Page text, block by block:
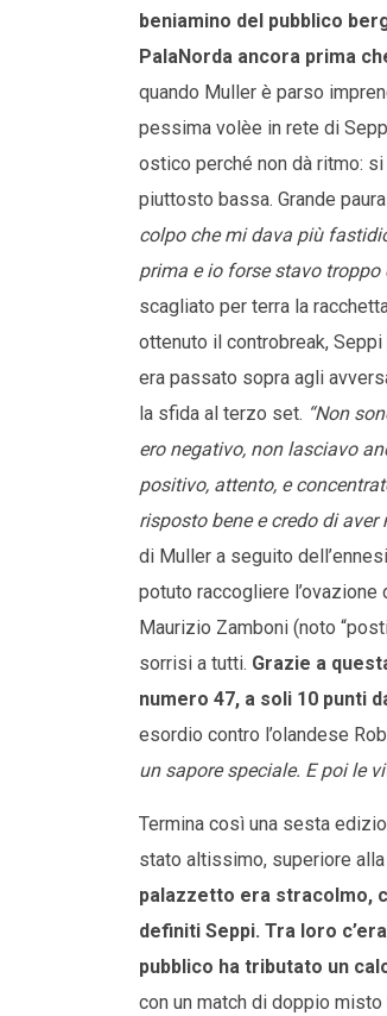
beniamino del pubblico
PalaNorda ancora prima
quando Muller è parso
pessima volèe in rete di
ostico perché non dà ritmo:
piuttosto bassa. Grande
colpo che mi dava più
prima e io forse stavo troppo
scagliato per terra la
ottenuto il controbreak,
era passato sopra agli
la sfida al terzo set. “Non
ero negativo, non lasciavo
positivo, attento, e
risposto bene e credo di aver
di Muller a seguito
potuto raccogliere
Maurizio Zamboni (noto
sorrisi a tutti. Grazie a
numero 47, a soli 10 punti
esordio contro l’olandese
un sapore speciale. E poi le
Termina così una sesta
stato altissimo, superiore
palazzetto era stracolmo,
definiti Seppi. Tra loro
pubblico ha tributato un
con un match di doppio misto